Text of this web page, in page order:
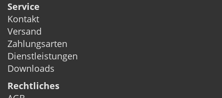
Service
Kontakt
Versand
Zahlungsarten
Dienstleistungen
Downloads
Rechtliches